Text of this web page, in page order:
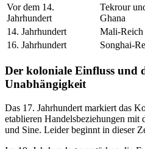
Vor dem 14.
Jahrhundert
Tekrour
Ghana
14. Jahrhundert
Mali-Reich
16. Jahrhundert
Songhai-
Der koloniale Einfluss und
Unabhängigkeit
Das 17. Jahrhundert markiert das
etablieren Handelsbeziehungen
und Sine. Leider beginnt in dieser